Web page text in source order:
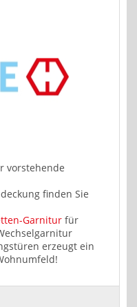
vorstehende
finden Sie
Garnitur für
erzeugt ein